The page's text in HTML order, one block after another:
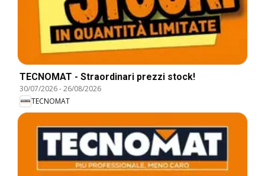
TECNOMAT - Straordinari prezzi stock!
30/07/2026-26/08/2026
TECNOMAT